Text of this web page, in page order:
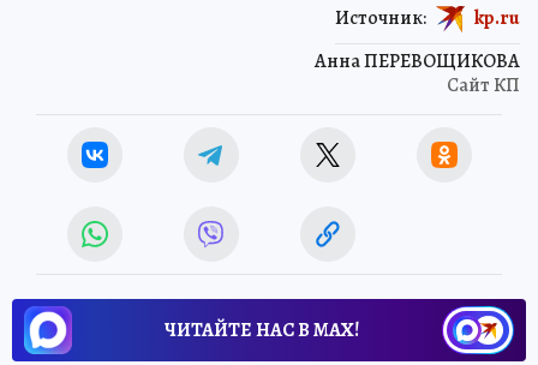
Анна ПЕРЕВОЩИКОВА
Сайт КП
Источник: kp.ru
ЧИТАЙТЕ НАС В МАХ!